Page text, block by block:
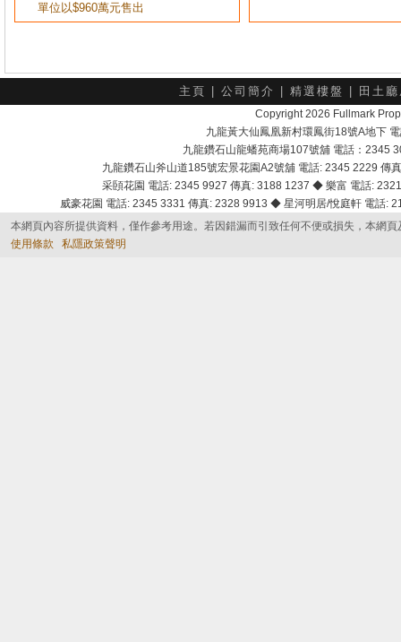
單位以$960萬元售出
主頁 公司簡介 精選樓盤 田土
Copyright 2026 Fullmark
九龍黃大仙鳳凰新村環鳳街18號A地下
九龍鑽石山龍蟠苑商場107號舖 電話：2345
九龍鑽石山斧山道185號宏景花園A2號舖 電話: 2345 2229
采頣花園 電話: 2345 9927 傳真: 3188 1237 ◆ 樂富 電話:
威豪花園 電話: 2345 3331 傳真: 2328 9913 ◆ 星河明居/悅庭軒 電話
本網頁內容所提供資料，僅作參考用途。若因錯漏而引致任何不便或損失，本網
使用條款
私隱政策聲明